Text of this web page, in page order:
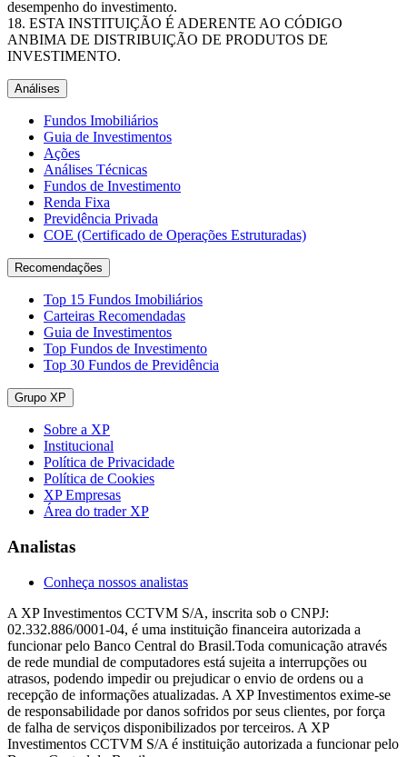
desempenho do investimento.
ESTA INSTITUIÇÃO É ADERENTE AO CÓDIGO
ANBIMA DE DISTRIBUIÇÃO DE PRODUTOS DE
INVESTIMENTO.
Análises
Fundos Imobiliários
Guia de Investimentos
Ações
Análises Técnicas
Fundos de Investimento
Renda Fixa
Previdência Privada
COE (Certificado de Operações Estruturadas)
Recomendações
Top 15 Fundos Imobiliários
Carteiras Recomendadas
Guia de Investimentos
Top Fundos de Investimento
Top 30 Fundos de Previdência
Grupo XP
Sobre a XP
Institucional
Política de Privacidade
Política de Cookies
XP Empresas
Área do trader XP
Analistas
Conheça nossos analistas
A XP Investimentos CCTVM S/A, inscrita sob o CNPJ:
02.332.886/0001-04, é uma instituição financeira autorizada a
funcionar pelo Banco Central do Brasil.Toda comunicação através
de rede mundial de computadores está sujeita a interrupções ou
atrasos, podendo impedir ou prejudicar o envio de ordens ou a
recepção de informações atualizadas. A XP Investimentos exime-se
de responsabilidade por danos sofridos por seus clientes, por força
de falha de serviços disponibilizados por terceiros. A XP
Investimentos CCTVM S/A é instituição autorizada a funcionar pelo